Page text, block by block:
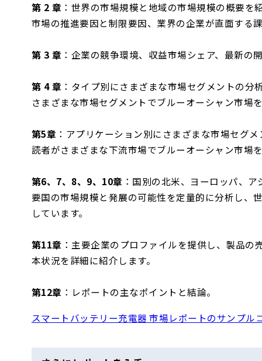
第 2 章 ：世界の市場規模と地域の市場規模の概要
市場の推進要因と制限要因、業界の企業が直面する
第 3 章 ：企業の競争環境、収益市場シェア、最新
第 4 章 ：タイプ別にさまざまな市場セグメントの
さまざまな市場セグメントでブルーオーシャン市場
第5章 ：アプリケーション別にさまざまな市場セグ
読者がさまざまな下流市場でブルーオーシャン市場
第6、7、8、9、10章 ：国別の北米、ヨーロッパ、
要国の市場規模と発展の可能性を定量的に分析し、
しています。
第11章 ：主要企業のプロファイルを提供し、製品
本状況を詳細に紹介します。
第12章 ：レポートの主なポイントと結論。
スマートバッテリー充電器 市場レポートのサンプル